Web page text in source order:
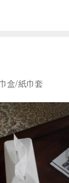
盒/紙巾套